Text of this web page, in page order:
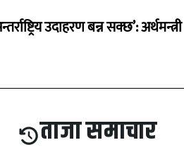
उदाहरण बन्न सक्छ’: अर्थमन्त्री
ताजा समाचार